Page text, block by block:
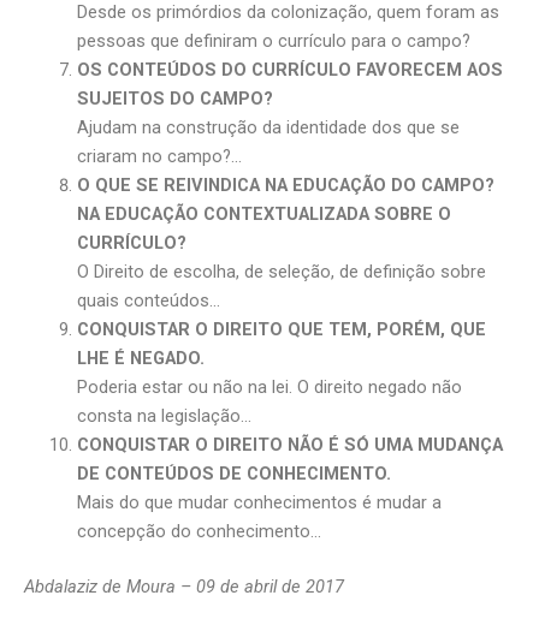
Desde os primórdios da colonização, quem foram as
pessoas que definiram o currículo para o campo?
OS CONTEÚDOS DO CURRÍCULO FAVORECEM AOS
SUJEITOS DO CAMPO?
Ajudam na construção da identidade dos que se
criaram no campo?…
O QUE SE REIVINDICA NA EDUCAÇÃO DO CAMPO?
NA EDUCAÇÃO CONTEXTUALIZADA SOBRE O
CURRÍCULO?
O Direito de escolha, de seleção, de definição sobre
quais conteúdos…
CONQUISTAR O DIREITO QUE TEM, PORÉM, QUE
LHE É NEGADO.
Poderia estar ou não na lei. O direito negado não
consta na legislação…
CONQUISTAR O DIREITO NÃO É SÓ UMA MUDANÇA
DE CONTEÚDOS DE CONHECIMENTO.
Mais do que mudar conhecimentos é mudar a
concepção do conhecimento…
Abdalaziz de Moura – 09 de abril de 2017